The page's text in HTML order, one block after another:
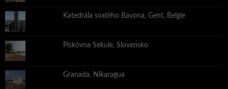
Katedrála svatého Bavona, Gent, Belgie
Pískovna Sekule, Slovensko
Granada, Nikaragua